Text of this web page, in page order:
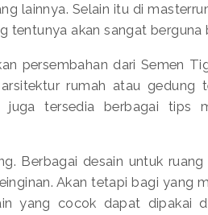
lainnya. Selain itu di
tentunya akan sangat berguna
persembahan dari Semen
rumah atau gedung
tersedia berbagai tips
Berbagai desain untuk
Akan tetapi bagi yang
yang cocok dapat dipakai